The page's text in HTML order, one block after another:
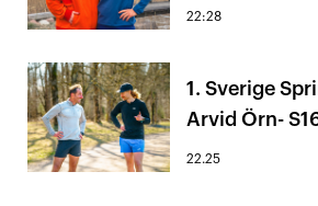
22:28
1. Sverige
Arvid Örn-
22.25